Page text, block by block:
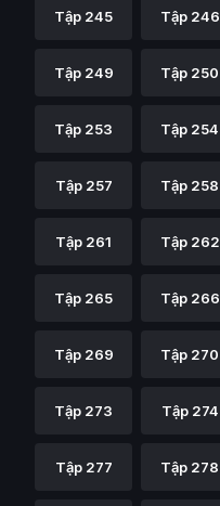
Tập 245 Tập 246
Tập 249 Tập 250
Tập 253 Tập 254
Tập 257 Tập 258
Tập 261 Tập 262
Tập 265 Tập 266
Tập 269 Tập 270
Tập 273 Tập 274
Tập 277 Tập 278